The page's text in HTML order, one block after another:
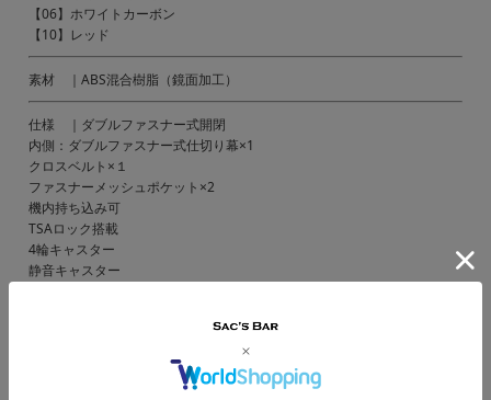
【06】ホワイトカーボン
【10】レッド
素材 ｜ABS混合樹脂（鏡面加工）
仕様 ｜ダブルファスナー式開閉
内側：ダブルファスナー式仕切り幕×1
クロスベルト×１
ファスナーメッシュポケット×2
機内持ち込み可
TSAロック搭載
4輪キャスター
静音キャスター